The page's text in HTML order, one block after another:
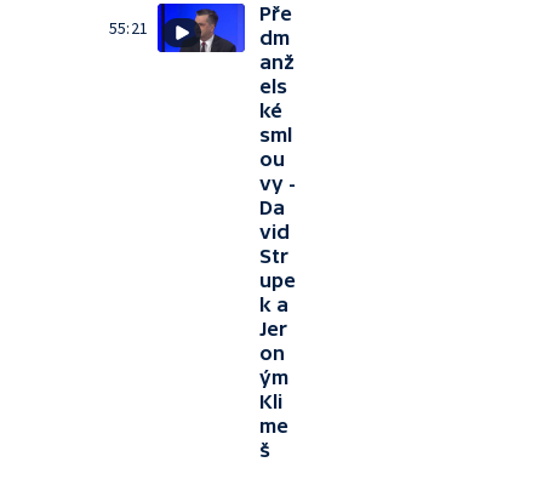
55:21
Pře
dm
anž
els
ké
sml
ou
vy -
Da
vid
Str
upe
k a
Jer
on
ým
Kli
me
š